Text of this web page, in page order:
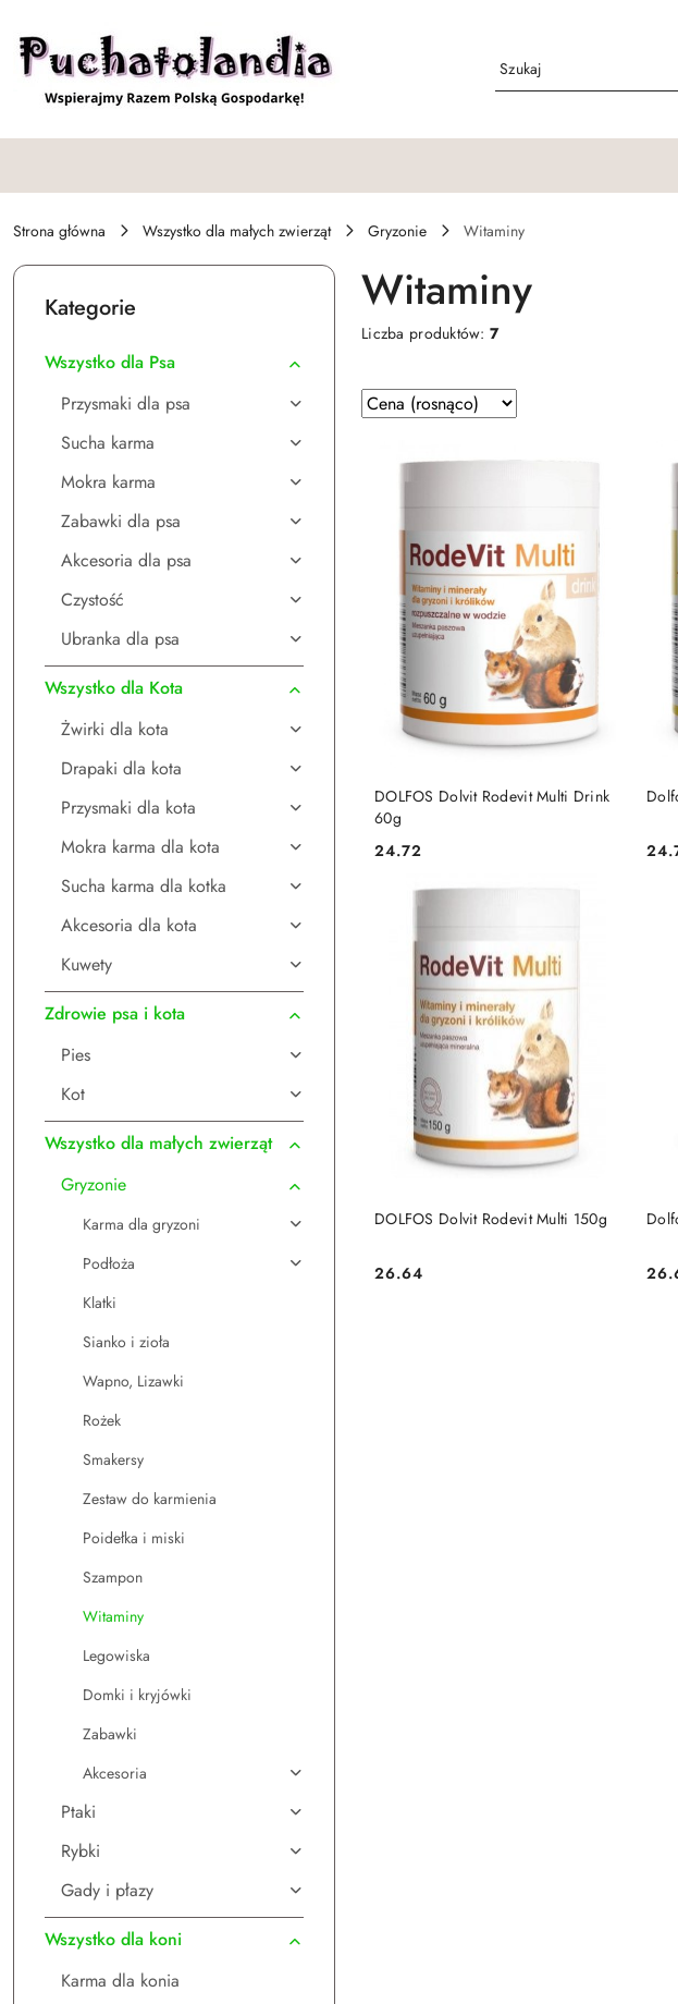
Strona główna Wszystko dla małych zwierząt Gryzonie Witaminy
Kategorie
Wszystko dla Psa
Przysmaki dla psa
Sucha karma
Mokra karma
Zabawki dla psa
Akcesoria dla psa
Czystość
Ubranka dla psa
Wszystko dla Kota
Żwirki dla kota
Drapaki dla kota
Przysmaki dla kota
Mokra karma dla kota
Sucha karma dla kotka
Akcesoria dla kota
Kuwety
Zdrowie psa i kota
Pies
Kot
Wszystko dla małych zwierząt
Gryzonie
Karma dla gryzoni
Podłoża
Klatki
Sianko i zioła
Wapno, Lizawki
Rożek
Smakersy
Zestaw do karmienia
Poidełka i miski
Szampon
Witaminy
Legowiska
Domki i kryjówki
Zabawki
Akcesoria
Ptaki
Rybki
Gady i płazy
Wszystko dla koni
Karma dla konia
Witaminy
Liczba produktów:7
Zastosowano
sortowanie:
(rosnąco).
Sortuj
według
DOLFOS Dolvit Rodevit Multi Drink
60g
Cena:
24.72
DO KOSZYKA
DOLFOS Dolvit Rodevit Multi 150g
Cena:
26.64
DO KOSZYKA